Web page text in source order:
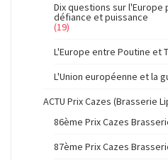
Dix questions sur
défiance et puissance
(19)
L'Europe entre Poutine et
L'Union européenne et la
ACTU Prix Cazes (Brasserie
86ème Prix Cazes
87ème Prix Cazes